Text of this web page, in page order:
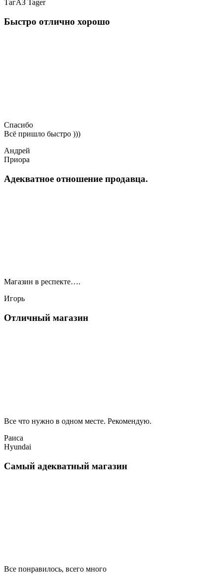
ТагАЗ Tager
Быстро отлично хорошо
Спасибо
Всё пришло быстро )))
Андрей
Приора
Адекватное отношение продавца.
Магазин в респекте….
Игорь
Отличный магазин
Все что нужно в одном месте. Рекомендую.
Раиса
Hyundai
Самый адекватный магазин
Все понравилось, всего много